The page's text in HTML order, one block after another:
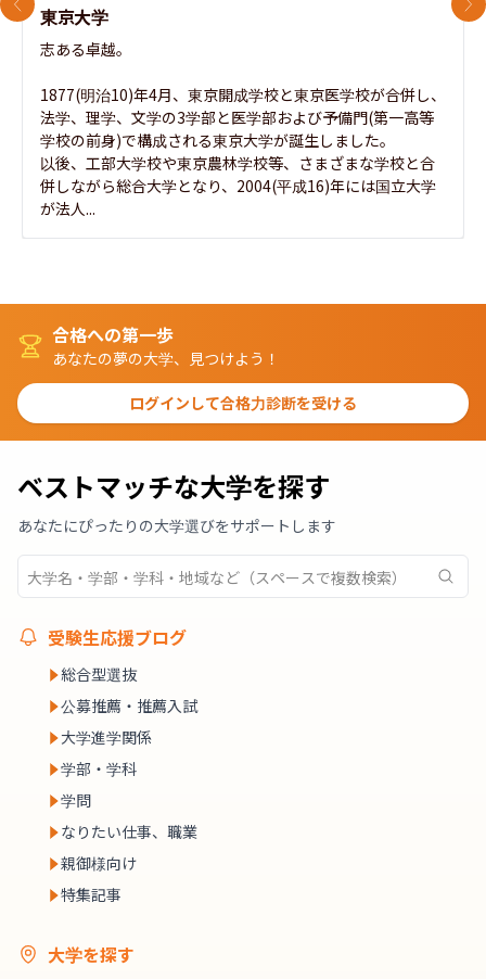
東京大学
志ある卓越。
1877(明治10)年4月、東京開成学校と東京医学校が合併し、
法学、理学、文学の3学部と医学部および予備門(第一高等
学校の前身)で構成される東京大学が誕生しました。
以後、工部大学校や東京農林学校等、さまざまな学校と合
併しながら総合大学となり、2004(平成16)年には国立大学
が法人...
前のスライド 次
合格への第一歩
あなたの夢の大学、見つけよう！
ログインして合格力診断を受ける
ベストマッチな大学を探す
あなたにぴったりの大学選びをサポートします
受験生応援ブログ
総合型選抜
公募推薦・推薦入試
大学進学関係
学部・学科
学問
なりたい仕事、職業
親御様向け
特集記事
大学を探す